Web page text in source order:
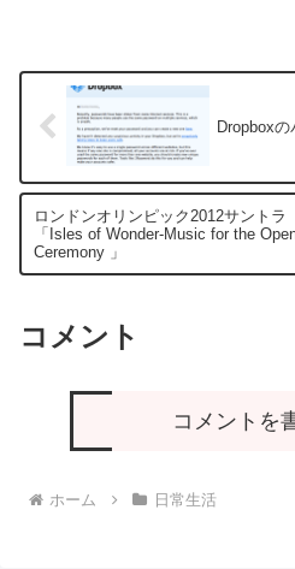
Dropbox
ロンドンオリンピック2012サントラ
「Isles of Wonder-Music for the
Ceremony 」
コメント
コメントを
ホーム 日常生活